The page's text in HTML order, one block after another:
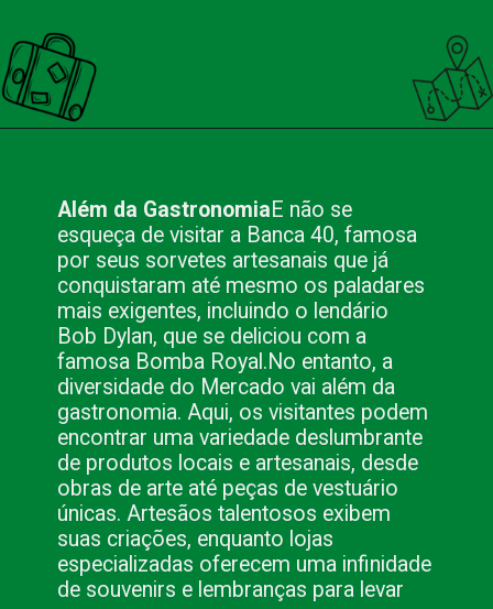
Além da GastronomiaE não se
esqueça de visitar a Banca 40, famosa
por seus sorvetes artesanais que já
conquistaram até mesmo os paladares
mais exigentes, incluindo o lendário
Bob Dylan, que se deliciou com a
famosa Bomba Royal.No entanto, a
diversidade do Mercado vai além da
gastronomia. Aqui, os visitantes podem
encontrar uma variedade deslumbrante
de produtos locais e artesanais, desde
obras de arte até peças de vestuário
únicas.Artesãos talentosos exibem
suas criações, enquanto lojas
especializadas oferecem uma infinidade
de souvenirs e lembranças para levar